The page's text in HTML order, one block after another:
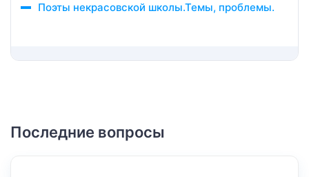
Поэты некрасовской школы.Темы, проблемы.
Последние вопросы